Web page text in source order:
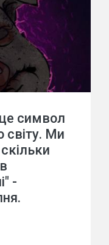
це символ
світу. Ми
-